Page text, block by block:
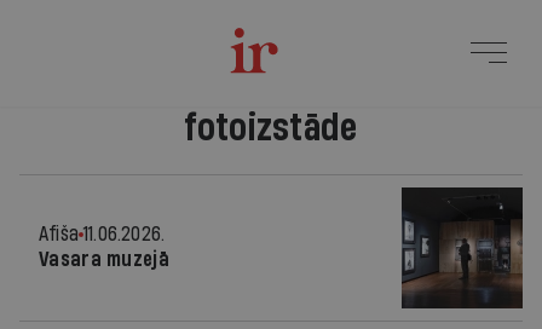
fotoizstāde
Afiša 11.06.2026.
Vasara muzejā